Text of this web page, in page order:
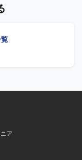
定、リファクタ
法の改善、チー
有を行っていた
ます。フロント
なく顧客価値や
に参画していた
要望への対応を
につなげられる
な関係者を巻き
定、復旧、再発
コードを手がか
調査・解決でき
まらず、根本原
テム全体への理
ョンです。AWS
術にも触れなが
いただけます。
ア